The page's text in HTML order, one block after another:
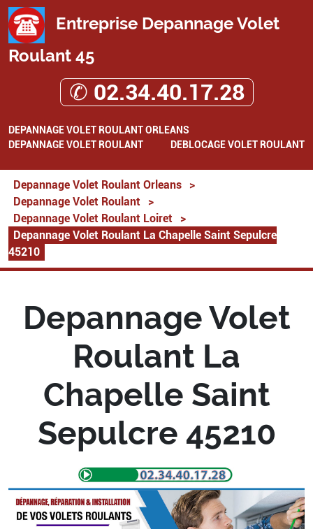
Entreprise Depannage Volet
Roulant 45
✆ 02.34.40.17.28
DEPANNAGE VOLET ROULANT ORLEANS
DEPANNAGE VOLET ROULANT
DEBLOCAGE VOLET ROULANT
Depannage Volet Roulant Orleans
>
Depannage Volet Roulant
>
Depannage Volet Roulant Loiret
>
Depannage Volet Roulant La Chapelle Saint Sepulcre
45210
Depannage Volet
Roulant La
Chapelle Saint
Sepulcre 45210